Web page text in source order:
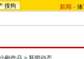
搜狗 新闻 -